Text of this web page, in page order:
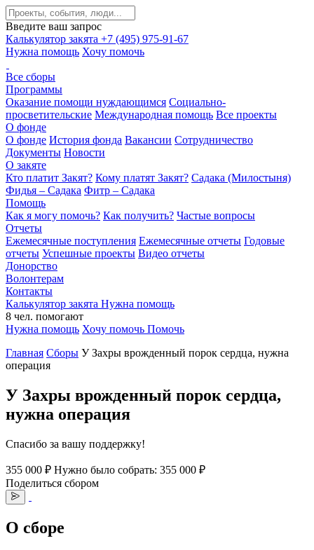
Введите ваш запрос
Калькулятор закята +7 (495) 975-91-67
Нужна помощь Хочу помочь
Все сборы
Программы
Оказание помощи нуждающимся Социально-
просветительские Международная помощь Все проекты
О фонде
О фонде История фонда Вакансии Сотрудничество
Документы Новости
О закяте
Кто платит Закят? Кому платят Закят? Садака (Милостыня)
Фидья – Садака Фитр – Садака
Помощь
Как я могу помочь? Как получить? Частые вопросы
Отчеты
Ежемесячные поступления Ежемесячные отчеты Годовые
отчеты Успешные проекты Видео отчеты
Донорство
Волонтерам
Контакты
Калькулятор закята Нужна помощь
8 чел. помогают
Нужна помощь Хочу помочь Помочь
Главная Сборы У Захры врожденный порок сердца, нужна
операция
У Захры врожденный порок сердца,
нужна операция
Спасибо за вашу поддержку!
355 000 ₽ Нужно было собрать: 355 000 ₽
Поделиться сбором
О сборе